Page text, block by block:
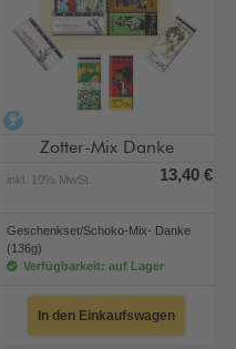
Zotter-Mix Danke
inkl. 10% MwSt. 13,40 €
Geschenkset/Schoko-Mix- Danke
(136g)
Verfügbarkeit: auf Lager
In den Einkaufswagen